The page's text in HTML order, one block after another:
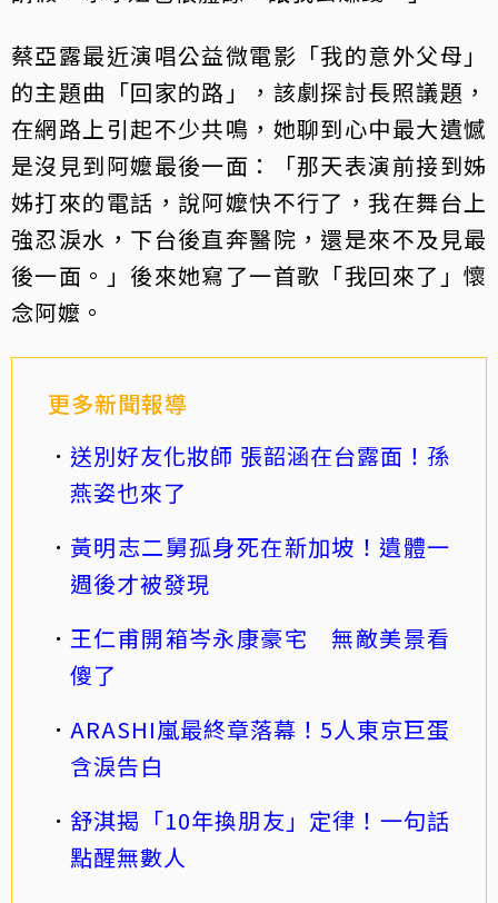
蔡亞露最近演唱公益微電影「我的意外父母」
的主題曲「回家的路」，該劇探討長照議題，
在網路上引起不少共鳴，她聊到心中最大遺憾
是沒見到阿嬤最後一面：「那天表演前接到姊
姊打來的電話，說阿嬤快不行了，我在舞台上
強忍淚水，下台後直奔醫院，還是來不及見最
後一面。」後來她寫了一首歌「我回來了」懷
念阿嬤。
更多新聞報導
送別好友化妝師 張韶涵在台露面！孫
燕姿也來了
黃明志二舅孤身死在新加坡！遺體一
週後才被發現
王仁甫開箱岑永康豪宅 無敵美景看
傻了
ARASHI嵐最終章落幕！5人東京巨蛋
含淚告白
舒淇揭「10年換朋友」定律！一句話
點醒無數人